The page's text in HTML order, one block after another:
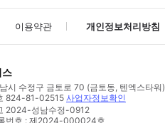
이용약관 개인정보처리방침
시 수정구 금토로 70 (금토동, 텐엑스타워)
824-81-02515 사업자정보확인
2024-성남수정-0912
번호 : 제2024-000024호